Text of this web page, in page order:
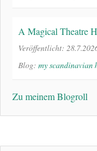
A Magical Theatre
Veröffentlicht:
Blog: my scandinavian
Zu meinem Blogroll